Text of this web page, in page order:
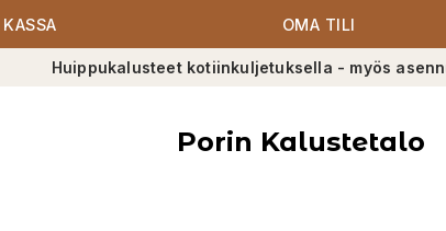
KASSA OMA TILI
Huippukalusteet kotiinkuljetuksella - myös
Porin Kalustetalo